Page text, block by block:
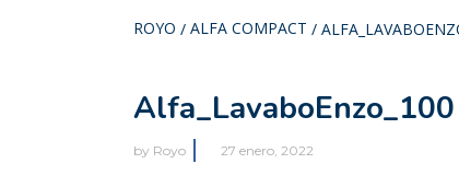
ROYO / ALFA COMPACT /
by Royo 27 enero, 2022